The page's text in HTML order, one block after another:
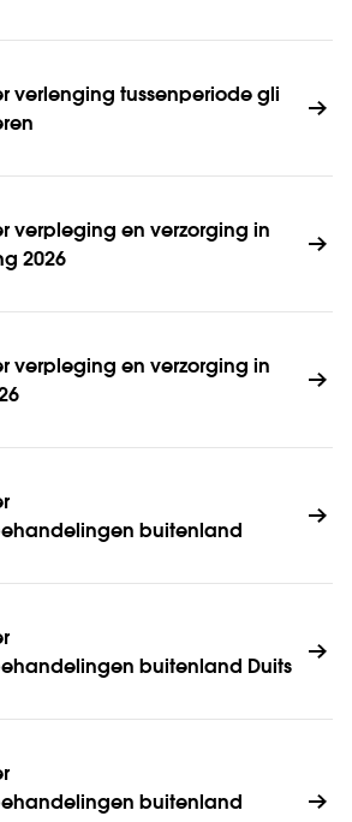
verlenging tussenperiode gli
verpleging en verzorging in
2026
verpleging en verzorging in
buitenland
buitenland Duits
buitenland